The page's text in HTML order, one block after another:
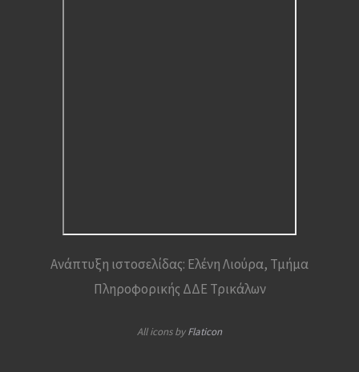
Ανάπτυξη ιστοσελίδας: Ελένη Λιούρα, Τμήμα
Πληροφορικής ΔΔΕ Τρικάλων
All icons byFlaticon